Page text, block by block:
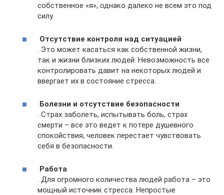
собственное «я», однако далеко не всем это под
силу.
Отсутствие контроля над ситуацией
. Это может касаться как собственной жизни,
так и жизни близких людей. Невозможность все
контролировать давит на некоторых людей и
ввергает их в состояние стресса.
Болезни и отсутствие безопасности
. Страх заболеть, испытывать боль, страх
смерти – все это ведет к потере душевного
спокойствия, человек перестает чувствовать
себя в безопасности.
Работа
. Для огромного количества людей работа – это
мощный источник стресса. Непростые